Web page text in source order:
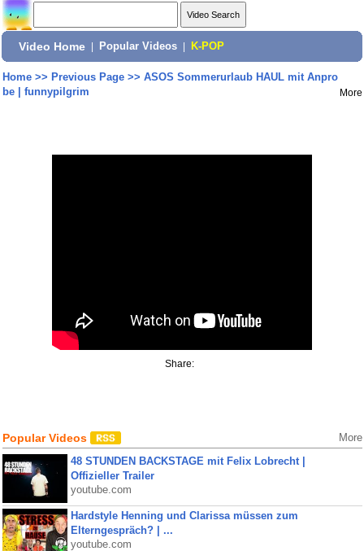
Video Home Popular Videos K-POP
Home>> Previous Page>> ASOS Sommerurlaub HAUL mit Anpro
be | funnypilgrim
More
Share:
Popular Videos More
48 STUNDEN BACKSTAGE mit Felix Lobrecht |
Offizieller Trailer
youtube.com
Hardstyle Henning und Clarissa müssen zum
Elterngespräch? | ...
youtube.com